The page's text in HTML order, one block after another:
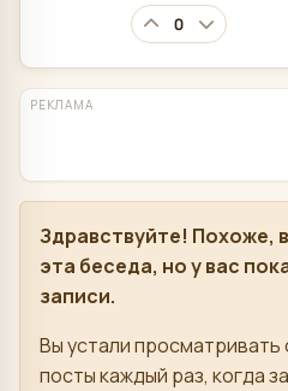
0
РЕКЛАМА
Здравствуйте! Похоже,
эта беседа, но у вас
записи.
Вы устали просматривать
посты каждый раз, когда